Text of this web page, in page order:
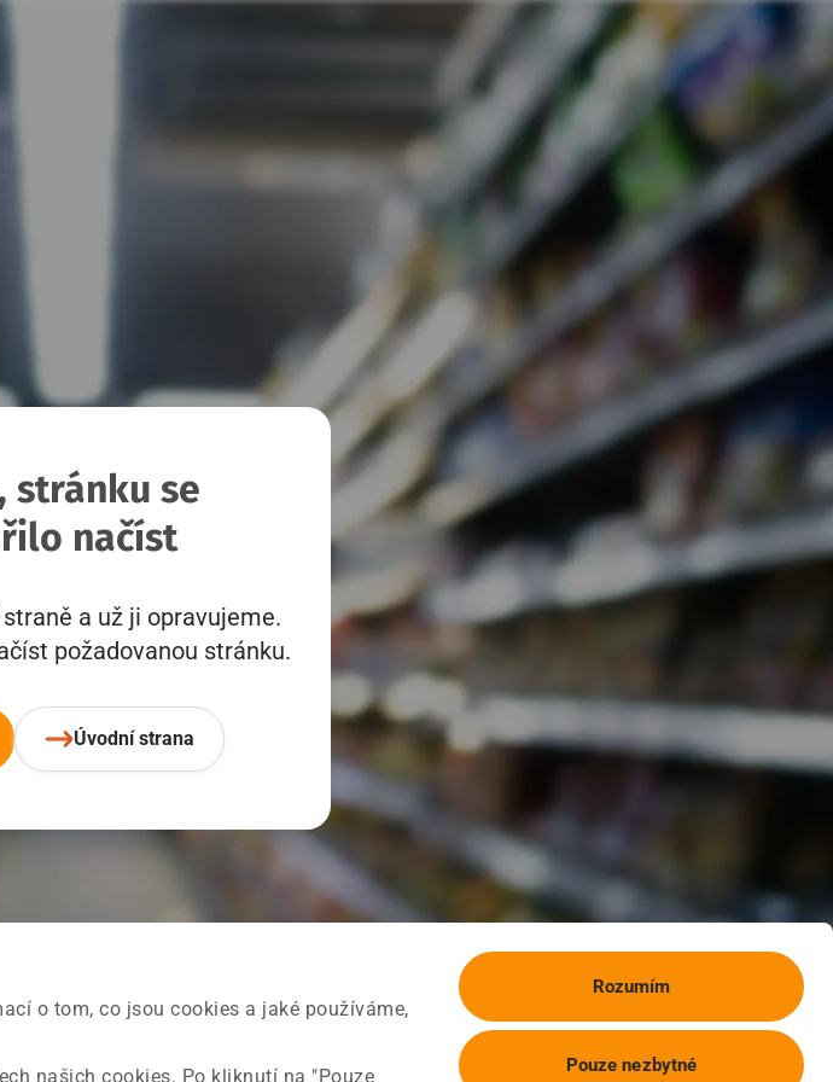
o tom, co jsou cookies a jaké používáme,
našich cookies. Po kliknutí na "Pouze
Rozumím
Pouze nezbytné
stránku se
načíst
a už ji opravujeme.
požadovanou stránku.
Úvodní strana